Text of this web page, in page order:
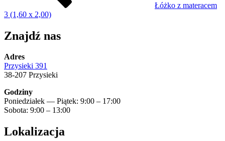
Łóżko z materacem
3 (1,60 x 2,00)
Znajdź nas
Adres
Przysieki 391
38-207 Przysieki
Godziny
Poniedziałek — Piątek: 9:00 – 17:00
Sobota: 9:00 – 13:00
Lokalizacja